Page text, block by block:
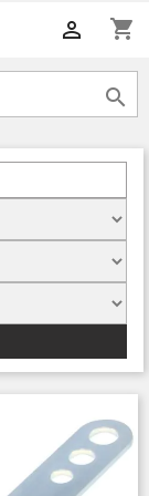
shopping_cart

